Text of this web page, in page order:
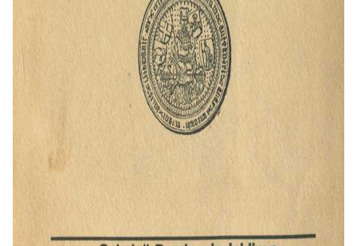
kariuomenės organizavimas ir
pastangos sukurti centralizuotą,
stiprią valstybę.
Asmenybės portretas:
bando atskleisti Vytauto charakterį,
jo, kaip diplomato, karvedžio ir
politiko, savybes.
Stilius ir reikšmė
Knygos stilius yra populiarus
mokslinis. Nors veikalas paremtas
istoriniais šaltiniais ir rimta analize,
jis parašytas aiškia ir suprantama
kalba, siekiant, kad būtų prieinamas